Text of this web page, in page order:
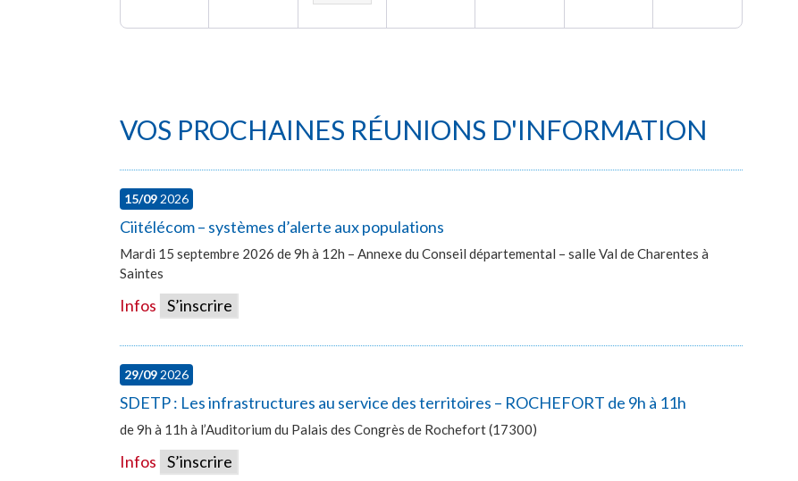
VOS PROCHAINES RÉUNIONS D'INFORMATION
15/09 2026
Ciitélécom – systèmes d’alerte aux populations
Mardi 15 septembre 2026 de 9h à 12h – Annexe du Conseil départemental – salle Val de Charentes à
Saintes
Infos S’inscrire
29/09 2026
SDETP : Les infrastructures au service des territoires – ROCHEFORT de 9h à 11h
de 9h à 11h à l’Auditorium du Palais des Congrès de Rochefort (17300)
Infos S’inscrire